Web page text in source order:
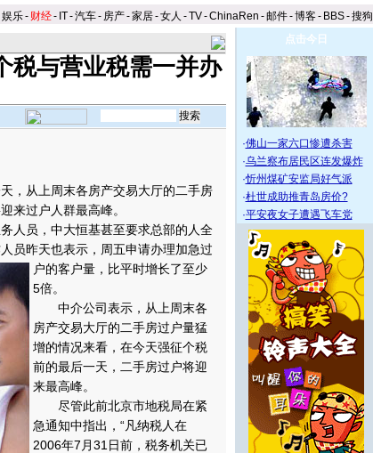
娱乐- 财经- IT-汽车- 房产-家居-女人 -TV-ChinaRen -邮件-博客- BBS-搜狗
税与营业税需一并办
从上周末各房产交易大厅的二手房
来过户人群最高峰。
员，中大恒基甚至要求总部的人全
员昨天也表示，周五申请办理加急过
户的客户量，比平时增长了至少
5倍。
中介公司表示，从上周末各
房产交易大厅的二手房过户量猛
增的情况来看，在今天强征个税
前的最后一天，二手房过户将迎
来最高峰。
尽管此前北京市地税局在紧
急通知中指出，“凡纳税人在
2006年7月31日前，税务机关已
点击今日
·佛山一家六口惨遭杀害
·乌兰察布居民区连发爆炸
·忻州煤矿安监局好气派
·杜世成助推青岛房价?
·平安夜女子遭遇飞车党